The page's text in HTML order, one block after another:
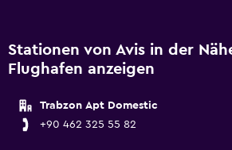
Stationen von Avis in der
Flughafen anzeigen
Trabzon Apt Domestic
+90 462 325 55 82